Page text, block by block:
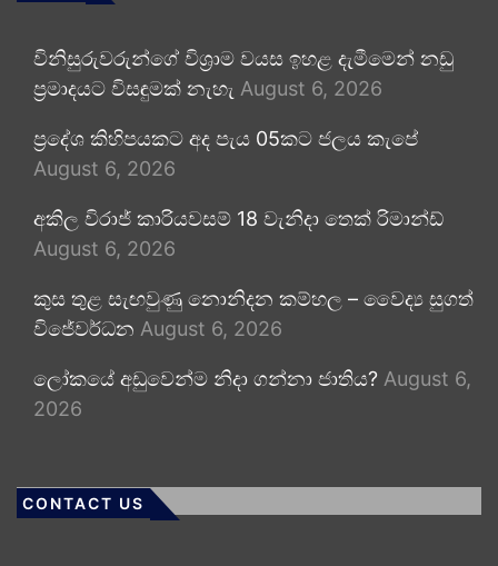
විනිසුරුවරුන්ගේ විශ්‍රාම වයස ඉහළ දැමීමෙන් නඩු
ප්‍රමාදයට විසඳුමක් නැහැ August 6, 2026
ප්‍රදේශ කිහිපයකට අද පැය 05කට ජලය කැපේ
August 6, 2026
අකිල විරාජ් කාරියවසම් 18 වැනිදා තෙක් රිමාන්ඩ්
August 6, 2026
කුස තුළ සැඟවුණු නොනිදන කම්හල – වෛද්‍ය සුගත්
විජේවර්ධන August 6, 2026
ලෝකයේ අඩුවෙන්ම නිදා ගන්නා ජාතිය? August 6,
2026
CONTACT US